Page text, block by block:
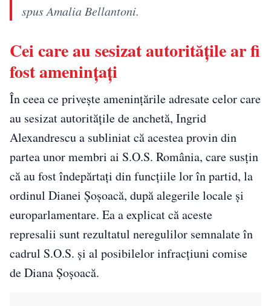
spus Amalia Bellantoni.
Cei care au sesizat autoritățile ar fi
fost amenințați
În ceea ce privește amenințările adresate celor care
au sesizat autoritățile de anchetă, Ingrid
Alexandrescu a subliniat că acestea provin din
partea unor membri ai S.O.S. România, care susțin
că au fost îndepărtați din funcțiile lor în partid, la
ordinul Dianei Șoșoacă, după alegerile locale și
europarlamentare. Ea a explicat că aceste
represalii sunt rezultatul neregulilor semnalate în
cadrul S.O.S. și al posibilelor infracțiuni comise
de Diana Șoșoacă.